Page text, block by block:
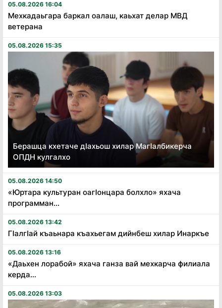
05.08.2026 16:04
Мехкадаьгара баркал оалаш, каьхат делар МВД
ветерана
05.08.2026 15:35
Берашца кхетаче дӏахьош хилар Магӏалбикерча
ОПДН кулгалхо
05.08.2026 14:50
«Юртара культуран оагӏонцара болхло» яхача
программан...
05.08.2026 13:42
Гӏалгӏай къаьнара къахьегам дийнбеш хилар Инаркъе
05.08.2026 13:16
«Даьхен лорабой» яхача ганза вай мехкарча филиала
керда...
05.08.2026 13:03